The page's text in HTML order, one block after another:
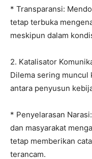
* ​Transparansi:
tetap terbuka
meskipun dalam
​2. Katalisator
​Dilema sering muncul
antara penyusun
* ​Penyelarasan
dan masyarakat
tetap memberikan
terancam.